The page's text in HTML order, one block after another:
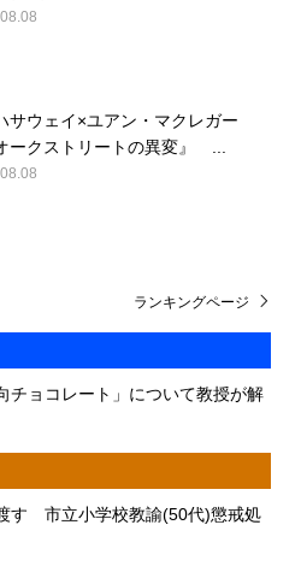
サウェイ×ユアン・マクレガー
ークストリートの異変』 ...
チョコレート」について教授が解
す 市立小学校教諭(50代)懲戒処
ランキングページ